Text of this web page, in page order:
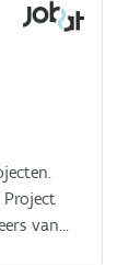
vlotte
termijn:
Project
van